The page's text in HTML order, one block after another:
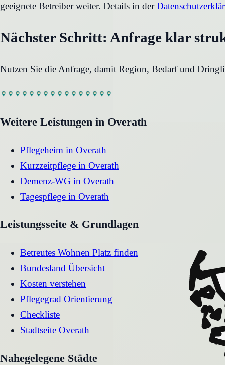
geeignete Betreiber weiter. Details in der
Nächster Schritt: Anfrage klar
Nutzen Sie die Anfrage, damit Region, Bedarf und
Weitere Leistungen in Overath
Pflegeheim in Overath
Kurzzeitpflege in Overath
Demenz-WG in Overath
Tagespflege in Overath
Leistungsseite & Grundlagen
Betreutes Wohnen Platz finden
Bundesland Übersicht
Kosten verstehen
Pflegegrad Orientierung
Checkliste
Stadtseite Overath
Nahegelegene Städte